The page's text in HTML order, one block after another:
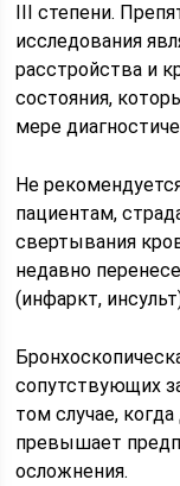
III степени.
исследования
расстройства и
состояния,
мере
Не
пациентам,
свертывания
недавно
(инфаркт,
сопутствующих
том случае,
превышает
осложнения.